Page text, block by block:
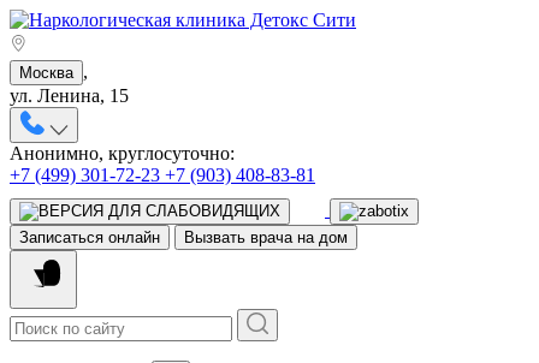
Москва ,
ул. Ленина, 15
Анонимно, круглосуточно:
+7 (499) 301-72-23 +7 (903) 408-83-81
Записаться онлайн Вызвать врача на дом